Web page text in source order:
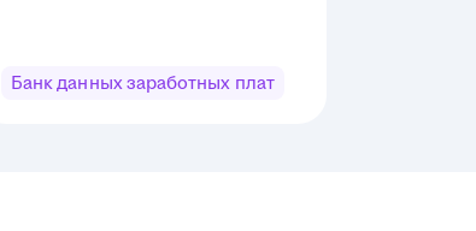
Банк данных заработных плат